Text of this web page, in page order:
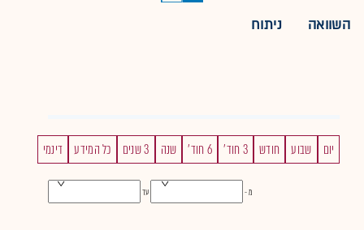
השוואה ניתוח
יום שבוע חודש 3 חוד' 6 חוד' שנה 3 שנים כל המידע דינמי
מ - עד